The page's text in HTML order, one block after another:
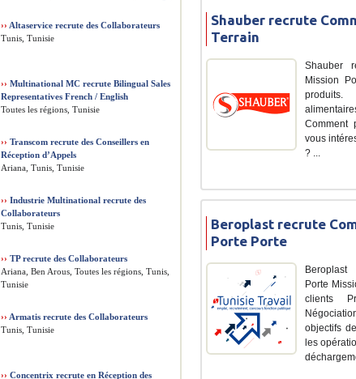
Shauber recrute
Terrain
Shauber
Mission
Comment
vous
? ...
Beroplast recrute
Porte Porte
Beroplast
Porte
clients
objectifs
les
›› Altaservice recrute des Collaborateurs
Tunis, Tunisie
›› Multinational MC recrute Bilingual Sales
Representatives French / English
Toutes les régions, Tunisie
›› Transcom recrute des Conseillers en
Réception d’Appels
Ariana, Tunis, Tunisie
›› Industrie Multinational recrute des
Collaborateurs
Tunis, Tunisie
›› TP recrute des Collaborateurs
Ariana, Ben Arous, Toutes les régions, Tunis,
Tunisie
›› Armatis recrute des Collaborateurs
Tunis, Tunisie
›› Concentrix recrute en Réception des